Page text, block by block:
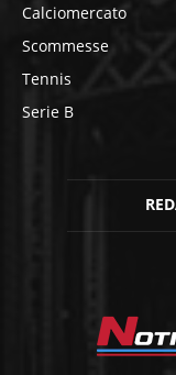
Calciomercato
Scommesse
Tennis
Serie B